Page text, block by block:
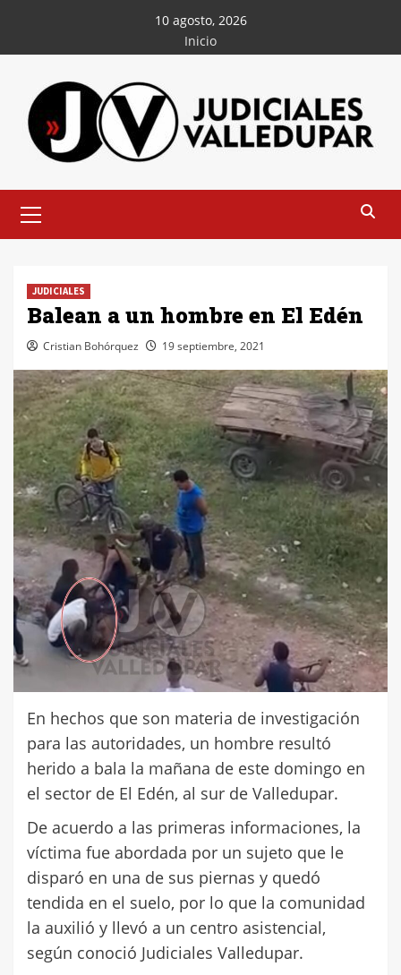
contenido
10 agosto, 2026
Inicio
principal
JUDICIALES
Balean a un hombre en El Edén
Cristian Bohórquez 19 septiembre, 2021
En hechos que son materia de investigación
para las autoridades, un hombre resultó
herido a bala la mañana de este domingo en
el sector de El Edén, al sur de Valledupar.
De acuerdo a las primeras informaciones, la
víctima fue abordada por un sujeto que le
disparó en una de sus piernas y quedó
tendida en el suelo, por lo que la comunidad
la auxilió y llevó a un centro asistencial,
según conoció Judiciales Valledupar.